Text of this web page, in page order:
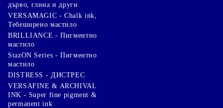
дърво, глина и други
VERSAMAGIC - Chalk ink,
Тебеширено мастило
BRILLIANCE - Пигментно
мастило
StazON Series - Пигментно
мастило
DISTRESS - ДИСТРЕС
VERSAFINE & ARCHIVAL
INK - Super fine pigment &
permanent ink